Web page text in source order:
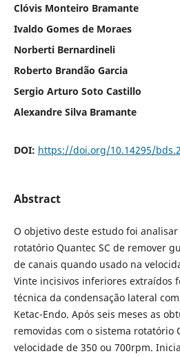
Clóvis Monteiro Bramante
Ivaldo Gomes de Moraes
Norberti Bernardineli
Roberto Brandão Garcia
Sergio Arturo Soto Castillo
Alexandre Silva Bramante
DOI: https://doi.org/10.14295/
Abstract
O objetivo deste estudo foi
rotatório Quantec SC de remover
de canais quando usado na
Vinte incisivos inferiores extraídos
técnica da condensação lateral
Ketac-Endo. Após seis meses as
removidas com o sistema rotatório
velocidade de 350 ou 700rpm.